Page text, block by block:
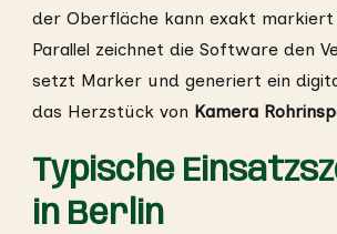
der Oberfläche kann exakt
Parallel zeichnet die Software den
setzt Marker und generiert ein
das Herzstück von Kamera
Typische
in Berlin